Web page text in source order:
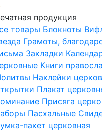
продукция
товары Блокноты
Грамоты,
Закладки
Книги
Наклейки
Плакат
Присяга
Пасхальные
пакет церковная